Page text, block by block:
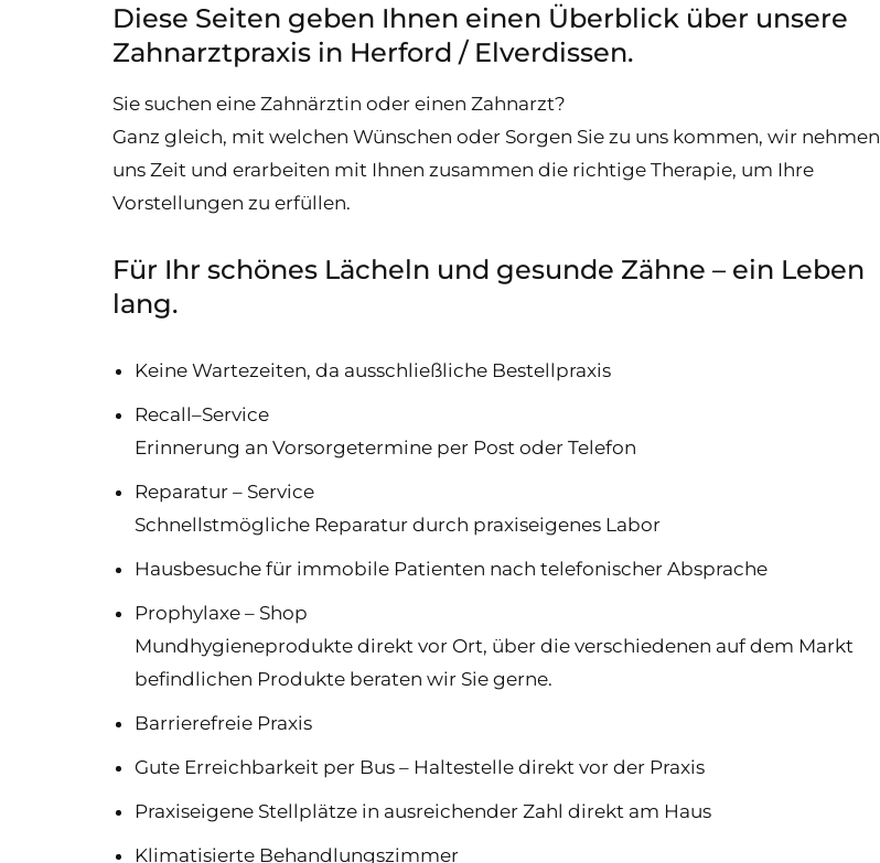
Diese Seiten geben Ihnen einen Überblick über unsere
Zahnarztpraxis in Herford / Elverdissen.
Sie suchen eine Zahnärztin oder einen Zahnarzt?
Ganz gleich, mit welchen Wünschen oder Sorgen Sie zu uns kommen, wir nehmen
uns Zeit und erarbeiten mit Ihnen zusammen die richtige Therapie, um Ihre
Vorstellungen zu erfüllen.
Für Ihr schönes Lächeln und gesunde Zähne – ein Leben
lang.
Keine Wartezeiten, da ausschließliche Bestellpraxis
Recall–Service
Erinnerung an Vorsorgetermine per Post oder Telefon
Reparatur – Service
Schnellstmögliche Reparatur durch praxiseigenes Labor
Hausbesuche für immobile Patienten nach telefonischer Absprache
Prophylaxe – Shop
Mundhygieneprodukte direkt vor Ort, über die verschiedenen auf dem Markt
befindlichen Produkte beraten wir Sie gerne.
Barrierefreie Praxis
Gute Erreichbarkeit per Bus – Haltestelle direkt vor der Praxis
Praxiseigene Stellplätze in ausreichender Zahl direkt am Haus
Klimatisierte Behandlungszimmer